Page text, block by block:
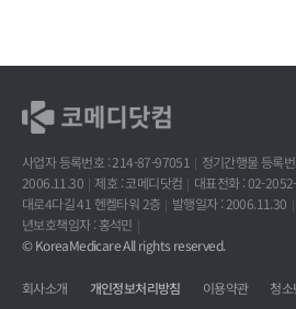
사업자 등록번호 : 214-87-97051 정기간행물 등록
2006.11.30
제호 : 코메디닷컴 대표전화 : 02-
대로4다길 41 헨켈타워 2층
발행일자 : 2006.11.30
년보호책임자 : 홍석민
© KoreaMedicare All rights reserved.
회사소개 개인정보처리방침 이용약관
청